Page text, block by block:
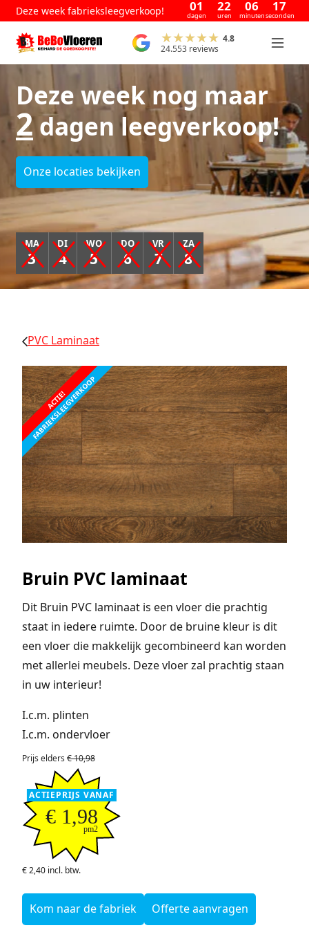
Deze week fabrieksleegverkoop! 01
dagen
22
uren
06
minuten
17
seconden
4.8
24.553 reviews
Deze week nog maar
2dagen leegverkoop!
Onze locaties bekijken
MA
3
DI
4
WO
5
DO
6
VR
7
ZA
8
PVC Laminaat
ACTIE!
FABRIEKSLEEGVERKOOP
Bruin PVC laminaat
Dit Bruin PVC laminaat is een vloer die prachtig
staat in iedere ruimte. Door de bruine kleur is dit
een vloer die makkelijk gecombineerd kan worden
met allerlei meubels. Deze vloer zal prachtig staan
in uw interieur!
I.c.m. plinten
I.c.m. ondervloer
Prijs elders € 10,98
ACTIEPRIJS VANAF
€ 1,98
pm2
€ 2,40 incl. btw.
Kom naar de fabriek Offerte aanvragen